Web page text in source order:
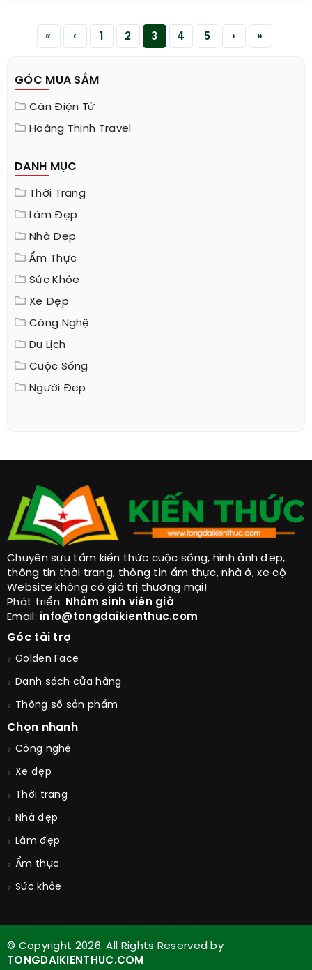
« ‹ 1 2 3 4 5 › »
GÓC MUA SẮM
Cân Điện Tử
Hoàng Thịnh Travel
DANH MỤC
Thời Trang
Làm Đẹp
Nhà Đẹp
Ẩm Thực
Sức Khỏe
Xe Đẹp
Công Nghệ
Du Lịch
Cuộc Sống
Người Đẹp
Chuyên sưu tầm kiến thức cuộc sống, hình ảnh đẹp,
thông tin thời trang, thông tin ẩm thực, nhà ở, xe cộ
Website không có giá trị thương mại!
Phát triển: Nhóm sinh viên già
Email: info@tongdaikienthuc.com
Góc tài trợ
Golden Face
Danh sách cửa hàng
Thông số sản phẩm
Chọn nhanh
Công nghệ
Xe đẹp
Thời trang
Nhà đẹp
Làm đẹp
Ẩm thực
Sức khỏe
© Copyright 2026. All Rights Reserved by
TONGDAIKIENTHUC.COM